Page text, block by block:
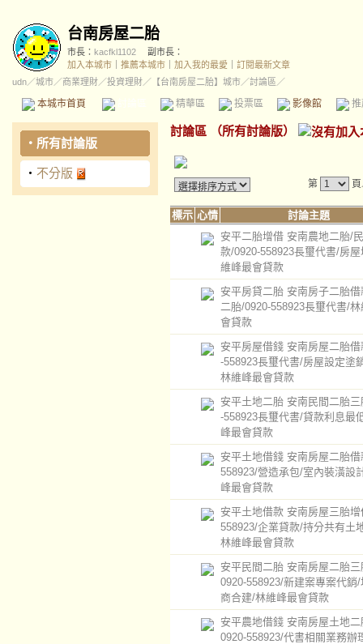
台南房屋二胎
市長： kacfkl1102
副市長：
加入本城市
推薦本城市 加入我的最愛
訂閱最新文章
udn／城市／商業理財／投資理財／ 【台南房屋二胎】城市／討論區／
本城市首頁 精華區 投票區 影像館
‧ 所有討論版
‧ 不分版
討論區 （所有討論版）
第
標示 心情
討論主題
安平二胎增借 安南農地二胎/
款/0920-558923長璽代書/房
維峰最會貸款
安平房貸二胎 安南房子二胎
二胎/0920-558923長璽代書/
會貸款
安平房屋借錢 安南房屋二胎借
-558923長璽代書/房屋設定塗
林維峰最會貸款
安平土地二胎 安南民間二胎三
-558923長璽代書/貸款利息最
峰最會貸款
安平土地借錢 安南房屋二胎借
558923/營造承包/室內裝潢設
峰最會貸款
安平土地借款 安南房屋三胎增
558923/企業貸款/持分共有土
林維峰最會貸款
安平民間二胎 安南房屋二胎
0920-558923/新建案專案代銷
商合建/林維峰最會貸款
安平農地借錢 安南房屋土地
0920-558923/代書相關業務辦